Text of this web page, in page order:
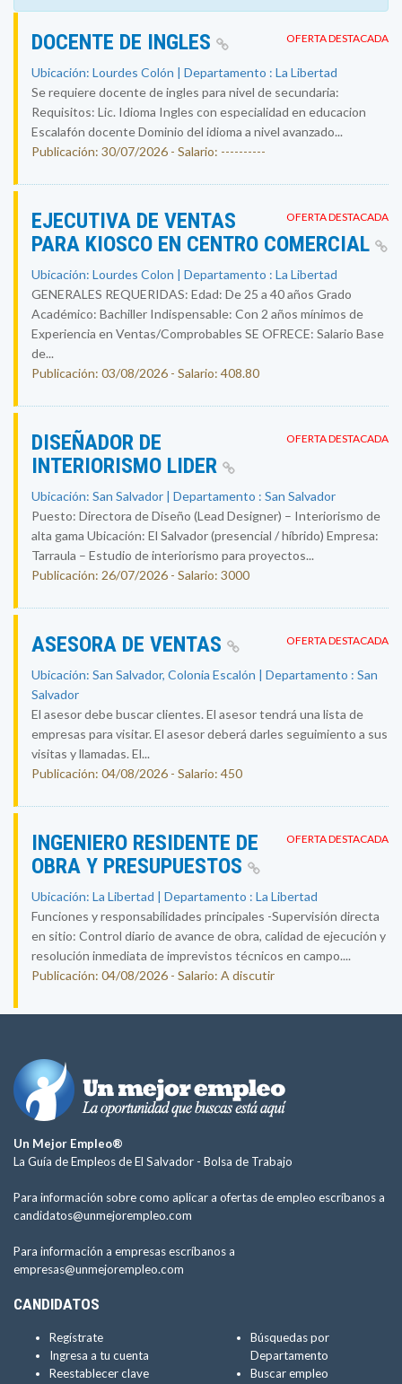
OFERTA DESTACADA
DOCENTE DE INGLES
Ubicación: Lourdes Colón | Departamento : La Libertad
Se requiere docente de ingles para nivel de secundaria:
Requisitos: Lic. Idioma Ingles con especialidad en educacion
Escalafón docente Dominio del idioma a nivel avanzado...
Publicación: 30/07/2026 - Salario: ----------
OFERTA DESTACADA
EJECUTIVA DE VENTAS
PARA KIOSCO EN CENTRO COMERCIAL
Ubicación: Lourdes Colon | Departamento : La Libertad
GENERALES REQUERIDAS: Edad: De 25 a 40 años Grado
Académico: Bachiller Indispensable: Con 2 años mínimos de
Experiencia en Ventas/Comprobables SE OFRECE: Salario Base
de...
Publicación: 03/08/2026 - Salario: 408.80
OFERTA DESTACADA
DISEÑADOR DE
INTERIORISMO LIDER
Ubicación: San Salvador | Departamento : San Salvador
Puesto: Directora de Diseño (Lead Designer) – Interiorismo de
alta gama Ubicación: El Salvador (presencial / híbrido) Empresa:
Tarraula – Estudio de interiorismo para proyectos...
Publicación: 26/07/2026 - Salario: 3000
OFERTA DESTACADA
ASESORA DE VENTAS
Ubicación: San Salvador, Colonia Escalón | Departamento : San
Salvador
El asesor debe buscar clientes. El asesor tendrá una lista de
empresas para visitar. El asesor deberá darles seguimiento a sus
visitas y llamadas. El...
Publicación: 04/08/2026 - Salario: 450
OFERTA DESTACADA
INGENIERO RESIDENTE DE
OBRA Y PRESUPUESTOS
Ubicación: La Libertad | Departamento : La Libertad
Funciones y responsabilidades principales -Supervisión directa
en sitio: Control diario de avance de obra, calidad de ejecución y
resolución inmediata de imprevistos técnicos en campo....
Publicación: 04/08/2026 - Salario: A discutir
Un Mejor Empleo®
La Guía de Empleos de El Salvador - Bolsa de Trabajo
Para información sobre como aplicar a ofertas de empleo escríbanos a
candidatos@unmejorempleo.com
Para información a empresas escríbanos a
empresas@unmejorempleo.com
CANDIDATOS
Regístrate
Ingresa a tu cuenta
Reestablecer clave
Búsquedas por
Departamento
Buscar empleo